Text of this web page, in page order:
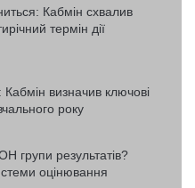
Кабмін схвалив
термін дії
визначив ключові
року
групи результатів?
оцінювання